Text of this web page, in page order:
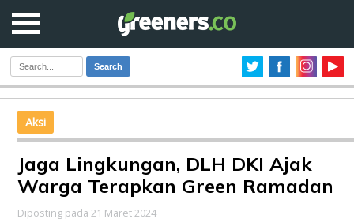
Search
Aksi
Jaga Lingkungan, DLH DKI Ajak
Warga Terapkan Green Ramadan
Diposting pada 21 Maret 2024